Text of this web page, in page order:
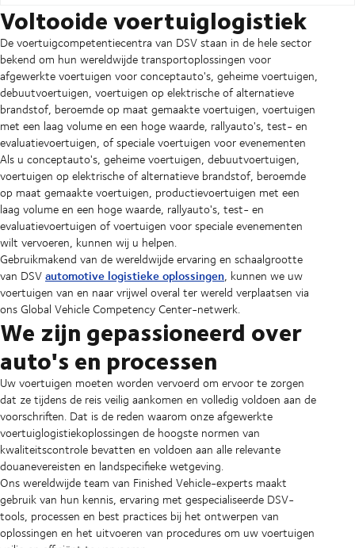
Voltooide voertuiglogistiek
De voertuigcompetentiecentra van DSV staan in de hele sector
bekend om hun wereldwijde transportoplossingen voor
afgewerkte voertuigen voor conceptauto's, geheime voertuigen,
debuutvoertuigen, voertuigen op elektrische of alternatieve
brandstof, beroemde op maat gemaakte voertuigen, voertuigen
met een laag volume en een hoge waarde, rallyauto's, test- en
evaluatievoertuigen, of speciale voertuigen voor evenementen
Als u conceptauto's, geheime voertuigen, debuutvoertuigen,
voertuigen op elektrische of alternatieve brandstof, beroemde
op maat gemaakte voertuigen, productievoertuigen met een
laag volume en een hoge waarde, rallyauto's, test- en
evaluatievoertuigen of voertuigen voor speciale evenementen
wilt vervoeren, kunnen wij u helpen.
Gebruikmakend van de wereldwijde ervaring en schaalgrootte
van DSVautomotive logistieke oplossingen, kunnen we uw
voertuigen van en naar vrijwel overal ter wereld verplaatsen via
ons Global Vehicle Competency Center-netwerk.
We zijn gepassioneerd over
auto's en processen
Uw voertuigen moeten worden vervoerd om ervoor te zorgen
dat ze tijdens de reis veilig aankomen en volledig voldoen aan de
voorschriften. Dat is de reden waarom onze afgewerkte
voertuiglogistiekoplossingen de hoogste normen van
kwaliteitscontrole bevatten en voldoen aan alle relevante
douanevereisten en landspecifieke wetgeving.
Ons wereldwijde team van Finished Vehicle-experts maakt
gebruik van hun kennis, ervaring met gespecialiseerde DSV-
tools, processen en best practices bij het ontwerpen van
oplossingen en het uitvoeren van procedures om uw voertuigen